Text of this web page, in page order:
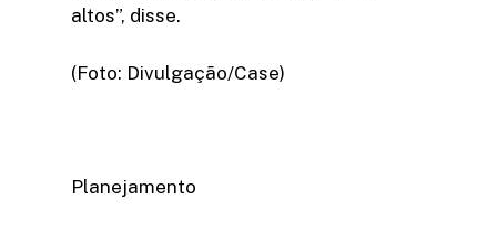
altos”, disse.
(Foto: Divulgação/Case)
Planejamento